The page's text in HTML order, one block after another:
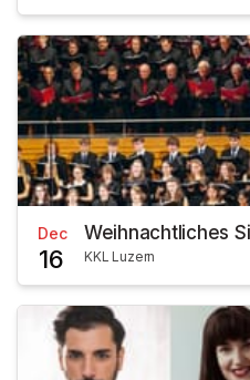
Dec
16
Weihnachtliches
KKL Luzern